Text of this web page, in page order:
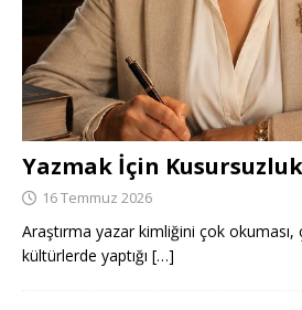
Yazmak İçin
16 Temmuz 2026
Araştırma yazar kimliğini çok okuması,
kültürlerde yaptığı […]